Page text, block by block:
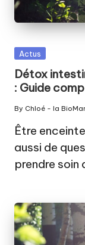
Posted
Actus
Détox
: Guide
Posted
by
By Chloé - la
Être
aussi de
prendre soin